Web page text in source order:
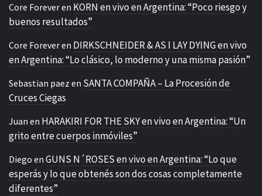
Core Foreveren KORN en vivo en Argentina: “Poco riesgo y
buenos resultados”
Core Foreveren DIRKSCHNEIDER & AS I LAY DYING en vivo
en Argentina: “Lo clásico, lo moderno y una misma pasión”
Sebastian paez en SANTA COMPAÑA – La Procesión de
Cruces Ciegas
Juan en HARAKIRI FOR THE SKY en vivo en Argentina: “Un
grito entre cuerpos inmóviles”
Diego en GUNS N´ROSES en vivo en Argentina: “Lo que
esperás y lo que obtenés son dos cosas completamente
diferentes”